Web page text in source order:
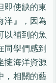
即使缺的東
洋』，因為
以補到的魚
同學們感到
擁海洋資源
，相關的藝